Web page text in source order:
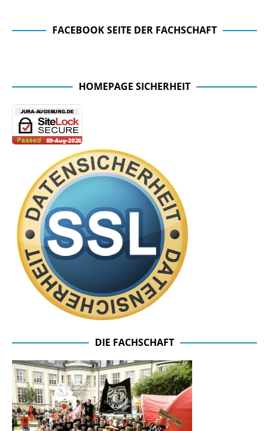
FACEBOOK SEITE DER FACHSCHAFT
HOMEPAGE SICHERHEIT
DIE FACHSCHAFT